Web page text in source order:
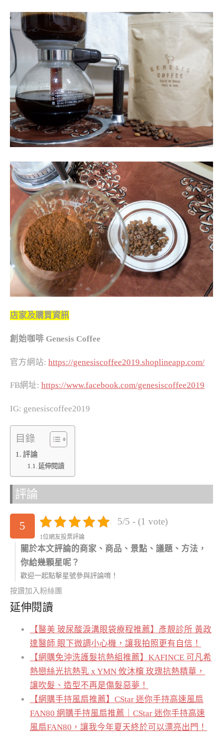
店家及購買資訊
創始咖啡 Genesis Coffee
官方網站: https://genesiscoffee2019.shoplineapp.com/
FB網址: https://www.facebook.com/genesiscoffee2019
IG: genesiscoffee2019
目錄
評論
延伸閱讀
評論
5 5/5 - (1 vote)
1位網友投票評論
關於本文評論的商家、商品、景點、議題、方法，
你給幾顆星呢？
歡迎一起點擊星號參與評論唷！
按讚加入粉絲團
延伸閱讀
【醫美 玻尿酸淚溝眼袋療程推薦】彥靚診所 黃政
達醫師 眼下微調小心機，讓我拍照更有自信！
【網購免沖洗護髮抗熱組推薦】KAFINCE 可凡希
熱戀絲光抗熱乳 x YMN 攸沐橣 玫瑰抗熱精華，
讓吹髮、造型不再是傷髮惡夢！
【網購手持風扇推薦】CStar 迷你手持高速風扇
FAN80 網購手持風扇推薦｜CStar 迷你手持高速
風扇FAN80，讓我今年夏天終於可以漂亮出門！